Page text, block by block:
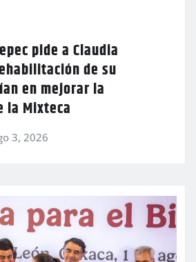
pide a Claudia
de su
en mejorar la
la Mixteca
3, 2026